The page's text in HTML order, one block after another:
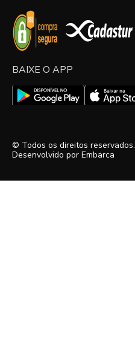
BAIXE O APP
© Todos os direitos reservados.
Desenvolvido por Embarca